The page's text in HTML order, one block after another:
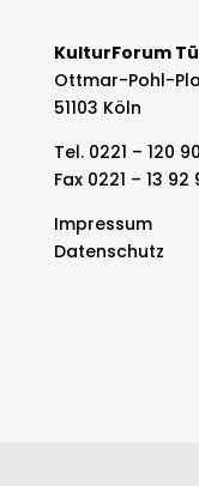
KulturForum
Ottmar-Pohl-
51103 Köln
Tel. 0221 – 120
Fax 0221 – 13 92
Impressum
Datenschutz